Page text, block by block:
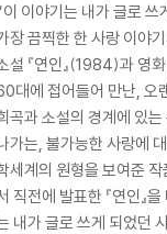
이 이야기는 내가 글로 쓰
장 끔찍한 한 사랑 이야
설 『연인』(1984)과
대에 접어들어 만난, 오
곡과 소설의 경계에 있
가는, 불가능한 사랑에
세계의 원형을 보여준 작
직전에 발표한 『연인』
내가 글로 쓰게 되었던